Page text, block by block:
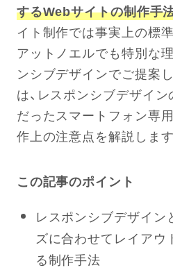
するWebサイトの制作手
イト制作では事実上の標
アットノエルでも特別な
ンシブデザインでご提案
は、レスポンシブデザイ
だったスマートフォン専
作上の注意点を解説します
この記事のポイント
レスポンシブデザイン
ズに合わせてレイアウ
る制作手法